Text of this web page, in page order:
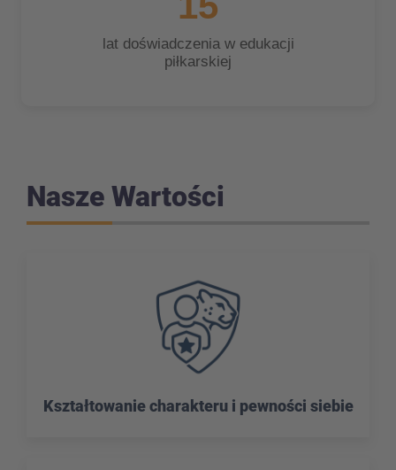
lat doświadczenia w edukacji
piłkarskiej
Nasze Wartości
Kształtowanie charakteru i pewności siebie